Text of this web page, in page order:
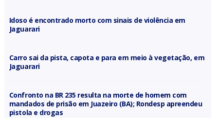
Idoso é encontrado morto com sinais de violência em
Jaguarari
Carro sai da pista, capota e para em meio à vegetação, em
Jaguarari
Confronto na BR 235 resulta na morte de homem com
mandados de prisão em Juazeiro (BA); Rondesp apreendeu
pistola e drogas